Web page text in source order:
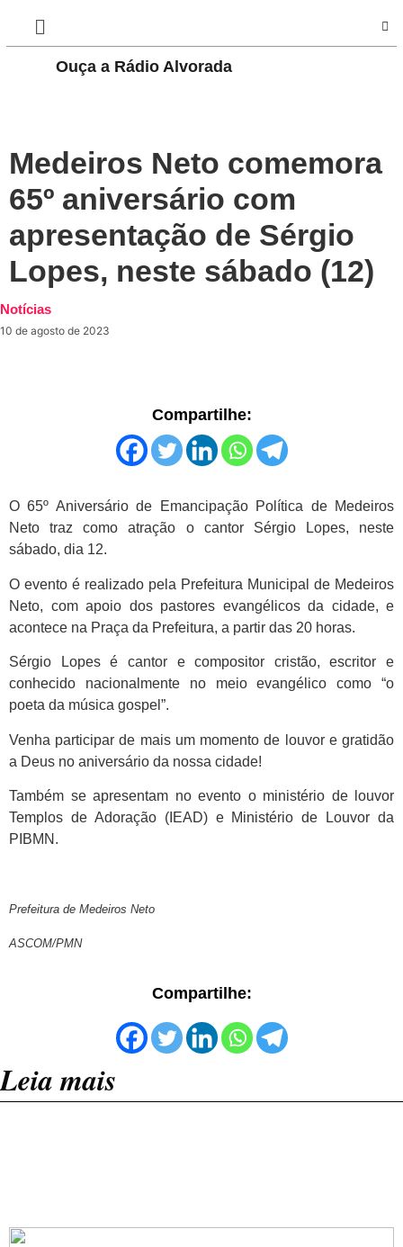
Ouça a Rádio Alvorada
Medeiros Neto comemora
65º aniversário com
apresentação de Sérgio
Lopes, neste sábado (12)
Notícias
10 de agosto de 2023
Compartilhe:
O 65º Aniversário de Emancipação Política de Medeiros
Neto traz como atração o cantor Sérgio Lopes, neste
sábado, dia 12.
O evento é realizado pela Prefeitura Municipal de Medeiros
Neto, com apoio dos pastores evangélicos da cidade, e
acontece na Praça da Prefeitura, a partir das 20 horas.
Sérgio Lopes é cantor e compositor cristão, escritor e
conhecido nacionalmente no meio evangélico como “o
poeta da música gospel”.
Venha participar de mais um momento de louvor e gratidão
a Deus no aniversário da nossa cidade!
Também se apresentam no evento o ministério de louvor
Templos de Adoração (IEAD) e Ministério de Louvor da
PIBMN.
Prefeitura de Medeiros Neto
ASCOM/PMN
Compartilhe:
Leia mais